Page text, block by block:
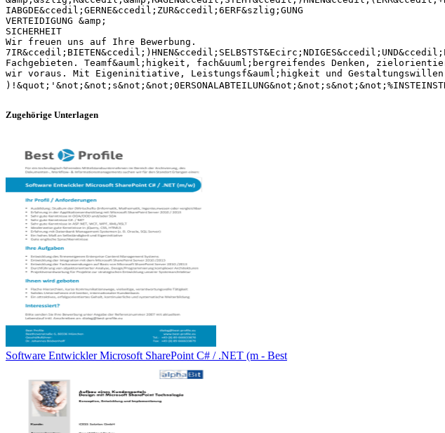
IABGDE&ccedil;GERNE&ccedil;ZUR&ccedil;6ERF&szlig;GUNG
VERTEIDIGUNG &amp;
SICHERHEIT
Wir freuen uns auf Ihre Bewerbung.
Fachgebieten. Teamf&auml;higkeit, fach&uuml;bergreifendes Denken,
wir voraus. Mit Eigeninitiative, Leistungsf&auml;higkeit und Gestaltungswillen
Zugehörige Unterlagen
Software Entwickler Microsoft SharePoint C# / .NET (m - Best